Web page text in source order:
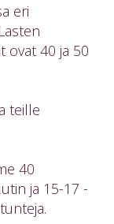
eri
40 ja 50
teille
40
ja 15-17 -